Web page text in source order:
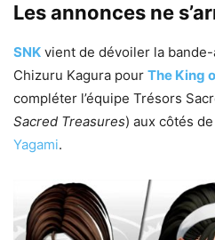
Les annonces ne
SNK vient de dévoiler la
Chizuru Kagura pour The King
compléter l’équipe Trésors
Sacred Treasures) aux côtés de
Yagami.